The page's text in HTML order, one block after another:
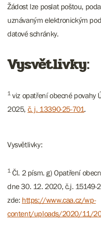
Žádost lze poslat poštou,
uznávaným elektronickým
datové schránky.
Vysvětlivky:
1 viz opatření obecné povahy
2025, č. j. 13390-25-701.
Vysvětlivky:
1 Čl. 2 písm. g) Opatření
dne 30. 12. 2020, č.j. 15149-
zde: https://www.caa.cz/wp-
content/uploads/2020/11/